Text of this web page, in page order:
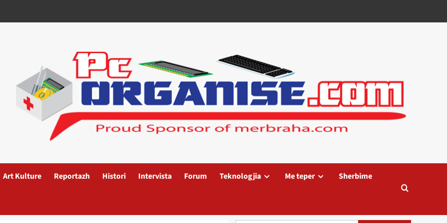
Art Kulture Reportazh Histori Intervista Forum Teknologjia Me teper Sherbime